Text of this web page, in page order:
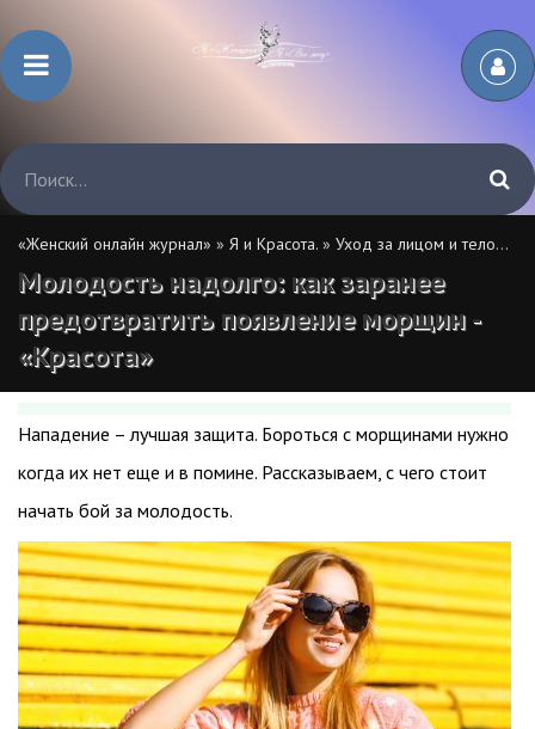
«Женский онлайн журнал» » Я и Красота. » Уход за лицом и телом.
Молодость надолго: как заранее
предотвратить появление морщин -
«Красота»
Нападение – лучшая защита. Бороться с морщинами нужно
когда их нет еще и в помине. Рассказываем, с чего стоит
начать бой за молодость.